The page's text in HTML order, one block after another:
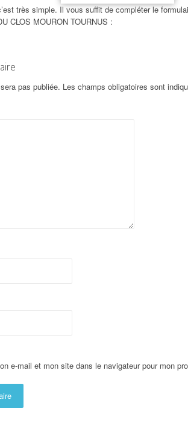
très simple. Il vous suffit de compléter le
CLOS MOURON TOURNUS :
pas publiée. Les champs obligatoires sont
e-mail et mon site dans le navigateur pour mon